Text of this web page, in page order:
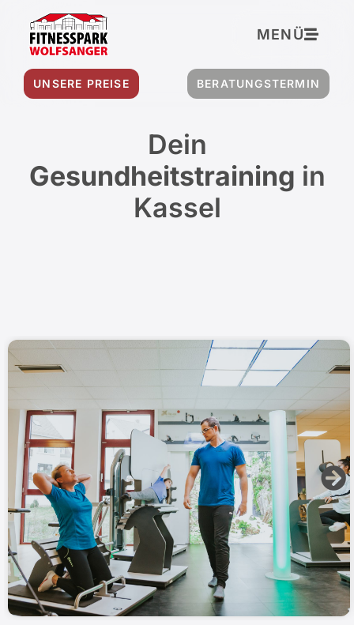
springen
MENÜ
UNSERE PREISE BERATUNGSTERMIN
Dein
Gesundheitstraining in
Kassel